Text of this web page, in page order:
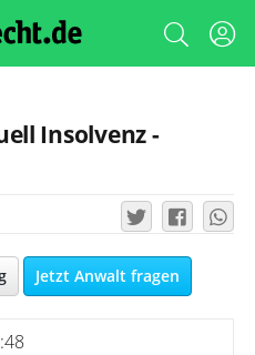
Insolvenz -
Jetzt Anwalt fragen